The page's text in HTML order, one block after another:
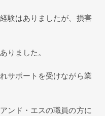
験はありましたが、損害
りました。
サポートを受けながら業
ンド・エスの職員の方に